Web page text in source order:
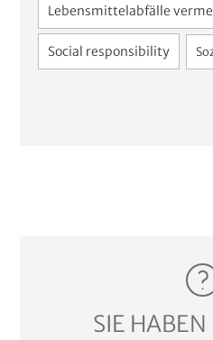
Lebensmittelabfälle
Social responsibility
SIE